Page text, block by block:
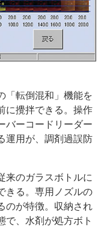
「転倒混和」機能を
に攪拌できる。操作
バーコードリーダー
運用が、調剤過誤防
来のガラスボトルに
きる。専用ノズルの
のが特徴。収納され
で、水剤が処方ボト